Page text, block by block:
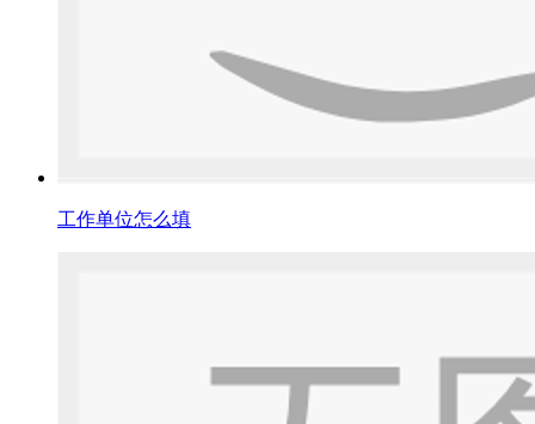
工作单位怎么填